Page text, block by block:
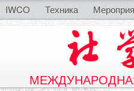
IWCO Техника